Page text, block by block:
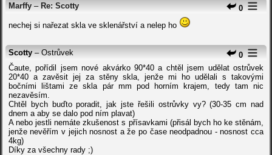
0
Marffy – Re: Scotty
nechej si nařezat skla ve sklenářství a nelep ho
0
Scotty– Ostrůvek
Čaute, pořídil jsem nové akvárko 90*40 a chtěl jsem udělat ostrůvek
20*40 a zavěsit jej za stěny skla, jenže mi ho udělali s takovými
bočními lištami ze skla pár mm pod horním krajem, tedy tam nic
nezavěsím.
Chtěl bych buďto poradit, jak jste řešili ostrůvky vy? (30-35 cm nad
dnem a aby se dalo pod ním plavat)
A nebo jestli nemáte zkušenost s přísavkami (přisál bych ho ke stěnám,
jenže nevěřím v jejich nosnost a že po čase neodpadnou - nosnost cca
4kg)
Díky za všechny rady ;)